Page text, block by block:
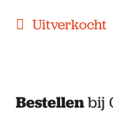
Uitverkocht
Bestellenbij